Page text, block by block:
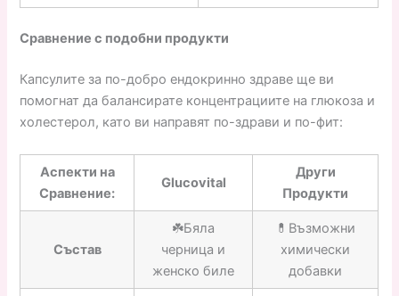
Сравнение с подобни продукти
Капсулите за по-добро ендокринно здраве ще ви
помогнат да балансирате концентрациите на глюкоза и
холестерол, като ви направят по-здрави и по-фит:
Аспекти на
Сравнение:
Glucovital
Други
Продукти
Състав
☘️Бяла
черница и
женско биле
💊Възможни
химически
добавки